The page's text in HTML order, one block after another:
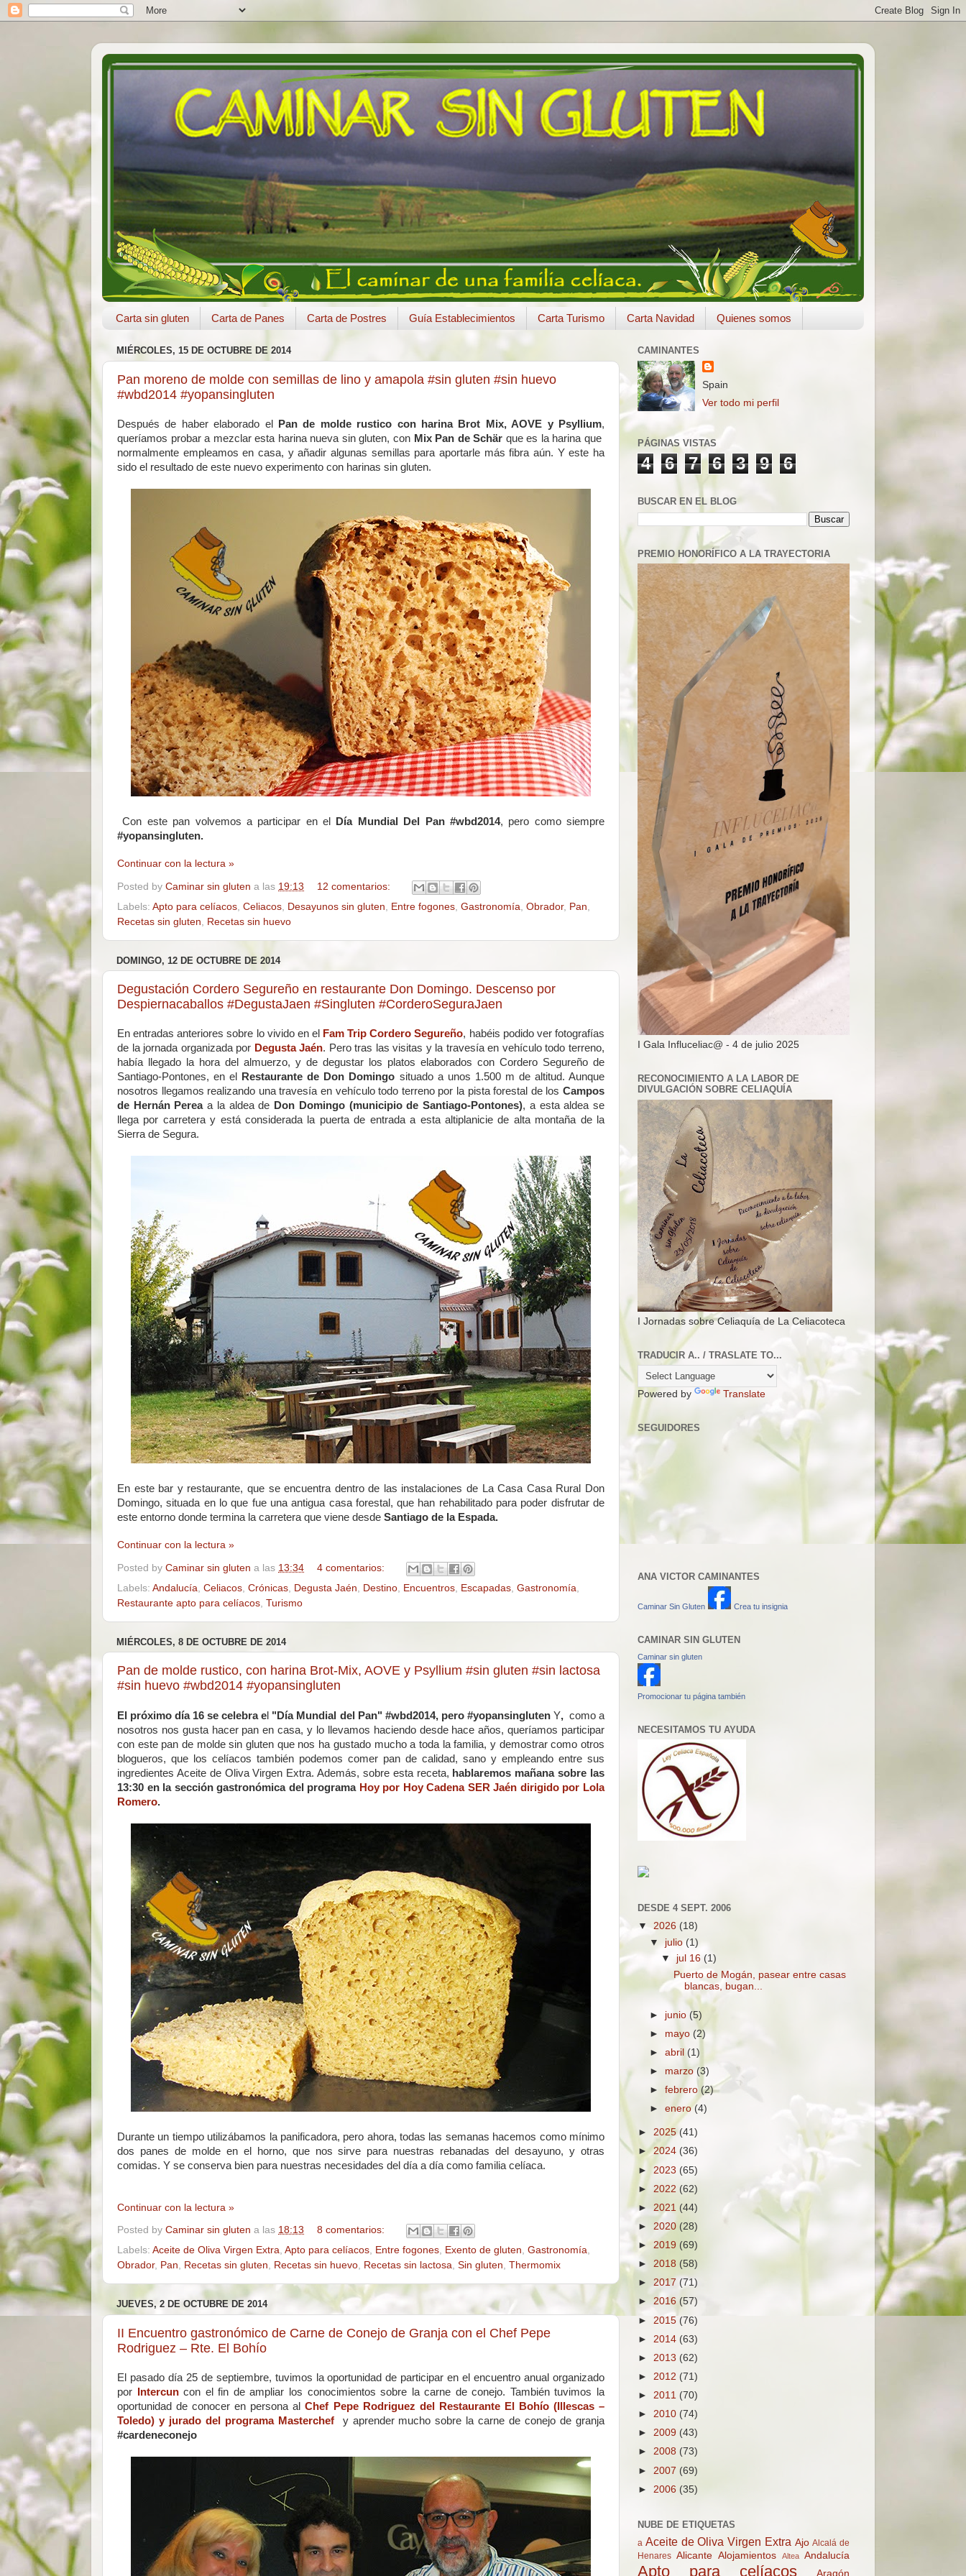
Carta sin gluten Carta de Panes Carta de Postres Guía Establecimientos Carta Turismo Carta Navidad Quienes somos
MIÉRCOLES, 15 DE OCTUBRE DE 2014
Pan moreno de molde con semillas de lino y amapola #sin gluten #sin huevo
#wbd2014 #yopansingluten
Después de haber elaborado el Pan de molde rustico con harina Brot Mix, AOVE y Psyllium,
queríamos probar a mezclar esta harina nueva sin gluten, con Mix Pan de Schär que es la harina que
normalmente empleamos en casa, y añadir algunas semillas para aportarle más fibra aún. Y este ha
sido el resultado de este nuevo experimento con harinas sin gluten.
Con este pan volvemos a participar en el Día Mundial Del Pan #wbd2014, pero como siempre
#yopansingluten.
Continuar con la lectura »
Posted by Caminar sin gluten a las 19:13
12 comentarios:
Labels: Apto para celíacos Celiacos Desayunos sin gluten Entre fogones Gastronomía Obrador, Pan
Recetas sin gluten
Recetas sin huevo
DOMINGO, 12 DE OCTUBRE DE 2014
Degustación Cordero Segureño en restaurante Don Domingo. Descenso por
Despiernacaballos #DegustaJaen #Singluten #CorderoSeguraJaen
En entradas anteriores sobre lo vivido en el Fam Trip Cordero Segureño, habéis podido ver fotografías
de la jornada organizada por Degusta Jaén. Pero tras las visitas y la travesía en vehículo todo terreno,
había llegado la hora del almuerzo, y de degustar los platos elaborados con Cordero Segureño de
Santiago-Pontones, en el
Restaurante de Don Domingo situado a unos 1.500 m de altitud. Aunque
nosotros llegamos realizando una travesía en vehículo todo terreno por la pista forestal de los Campos
de Hernán Pereaa la aldea de Don Domingo (municipio de Santiago-Pontones), a esta aldea se
llega por carretera y está considerada la puerta de entrada a esta altiplanicie de alta montaña de la
Sierra de Segura.
En este bar y restaurante, que se encuentra dentro de las instalaciones de La Casa Casa Rural Don
Domingo, situada en lo que fue una antigua casa forestal, que han rehabilitado para poder disfrutar de
este entorno donde termina la carretera que viene desde Santiago de la Espada.
Continuar con la lectura »
Posted by Caminar sin gluten a las 13:34
4 comentarios:
Labels: Andalucía Celiacos Crónicas Degusta Jaén Destino Encuentros Escapadas Gastronomía
Restaurante apto para celíacos Turismo
MIÉRCOLES, 8 DE OCTUBRE DE 2014
Pan de molde rustico, con harina Brot-Mix, AOVE y Psyllium #sin gluten #sin lactosa
#sin huevo #wbd2014 #yopansingluten
El próximo día 16 se celebra el "Día Mundial del Pan" #wbd2014, pero #yopansingluten Y, como a
nosotros nos gusta hacer pan en casa, y lo llevamos haciendo desde hace años, queríamos participar
con este pan de molde sin gluten que nos ha gustado mucho a toda la familia, y demostrar como otros
blogueros, que los celíacos también podemos comer pan de calidad, sano y empleando entre sus
ingredientes Aceite de Oliva Virgen Extra. Además, sobre esta receta, hablaremos mañana sobre las
13:30 en la sección gastronómica del programa Hoy por Hoy Cadena SER Jaén dirigido por Lola
Romero.
Durante un tiempo utilizábamos la panificadora, pero ahora, todas las semanas hacemos como mínimo
dos panes de molde en el horno, que nos sirve para nuestras rebanadas del desayuno, y otras
comidas. Y se conserva bien para nuestras necesidades del día a día como familia celíaca.
Continuar con la lectura »
Posted by Caminar sin gluten a las 18:13
8 comentarios:
Labels: Aceite de Oliva Virgen Extra, Apto para celíacos, Entre fogones, Exento de gluten, Gastronomía,
Obrador, Pan, Recetas sin gluten, Recetas sin huevo, Recetas sin lactosa, Sin gluten, Thermomix
JUEVES, 2 DE OCTUBRE DE 2014
II Encuentro gastronómico de Carne de Conejo de Granja con el Chef Pepe
Rodriguez – Rte. El Bohío
El pasado día 25 de septiembre, tuvimos la oportunidad de participar en el encuentro anual organizado
por
Intercuncon el fin de ampliar los conocimientos sobre la carne de conejo. También tuvimos la
oportunidad de conocer en persona alChef Pepe Rodriguez del Restaurante El Bohío (Illescas –
Toledo) y jurado del programa Masterchefy aprender mucho sobre la carne de conejo de granja
#cardeneconejo
CAMINANTES
Spain
Ver todo mi perfil
PÁGINAS VISTAS
4 6 7 6 3 9 6
BUSCAR EN EL BLOG
PREMIO HONORÍFICO A LA TRAYECTORIA
I Gala Influceliac@ - 4 de julio 2025
RECONOCIMIENTO A LA LABOR DE
DIVULGACIÓN SOBRE CELIAQUÍA
I Jornadas sobre Celiaquía de La Celiacoteca
TRADUCIR A.. / TRASLATE TO...
Powered by Translate
SEGUIDORES
ANA VICTOR CAMINANTES
Caminar Sin Gluten Crea tu insignia
CAMINAR SIN GLUTEN
Caminar sin gluten
Promocionar tu página también
NECESITAMOS TU AYUDA
DESDE 4 SEPT. 2006
▼ 2026 (18)
▼ julio(1)
▼jul 16(1)
Puerto de Mogán, pasear entre casas
blancas, bugan...
► junio (5)
► mayo (2)
►abril(1)
► marzo (3)
►febrero(2)
►enero(4)
► 2025 (41)
►2024 (36)
► 2023 (65)
► 2022 (62)
► 2021 (44)
► 2020 (28)
► 2019 (69)
► 2018 (58)
► 2017 (71)
► 2016 (57)
► 2015 (76)
► 2014 (63)
► 2013 (62)
► 2012 (71)
► 2011 (70)
► 2010 (74)
► 2009 (43)
► 2008 (73)
► 2007 (69)
► 2006 (35)
NUBE DE ETIQUETAS
a Aceite de Oliva Virgen Extra Ajo Alcalá de
Henares Alicante Alojamientos Altea Andalucía
Apto para celíacos Aragón